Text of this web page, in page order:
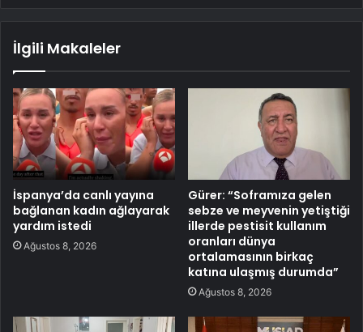
İlgili Makaleler
İspanya’da canlı yayına
bağlanan kadın ağlayarak
yardım istedi
Ağustos 8, 2026
Gürer: “Soframıza gelen
sebze ve meyvenin yetiştiği
illerde pestisit kullanım
oranları dünya
ortalamasının birkaç
katına ulaşmış durumda”
Ağustos 8, 2026